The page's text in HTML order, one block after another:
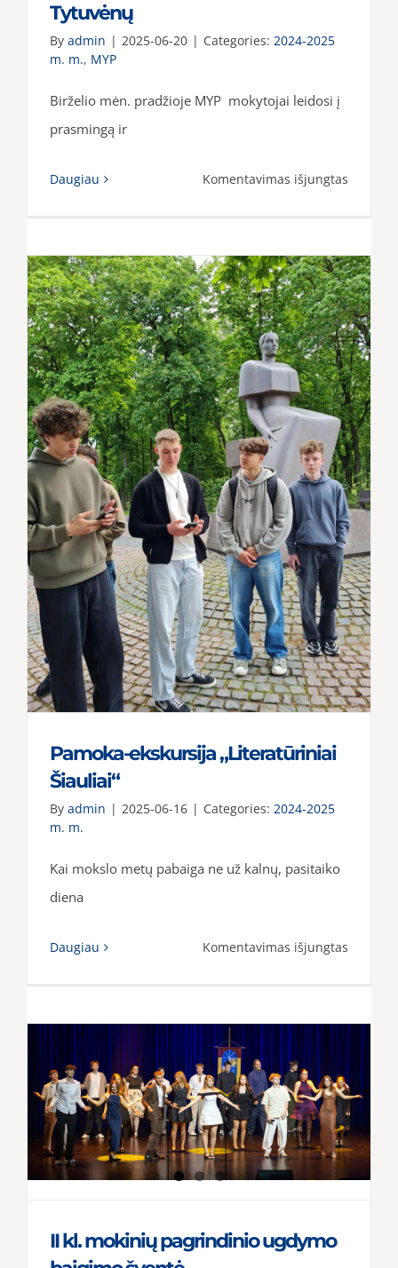
Tytuvėnų
By admin | 2025-06-20 | Categories: 2024-2025
m. m., MYP
Birželio mėn. pradžioje MYP mokytojai leidosi į
prasmingą ir
Daugiau Komentavimas išjungtas
išvyka:
iš
ir
Pamoka-ekskursija „Literatūriniai
Šiauliai“
By admin | 2025-06-16 | Categories: 2024-2025
m. m.
Kai mokslo metų pabaiga ne už kalnų, pasitaiko
diena
Daugiau Komentavimas išjungtas
II kl. mokinių pagrindinio ugdymo